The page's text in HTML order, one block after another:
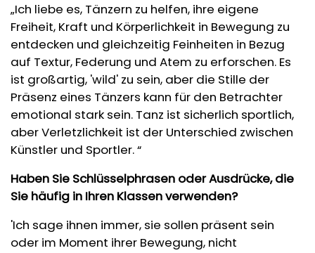
„Ich liebe es, Tänzern zu helfen, ihre eigene
Freiheit, Kraft und Körperlichkeit in Bewegung zu
entdecken und gleichzeitig Feinheiten in Bezug
auf Textur, Federung und Atem zu erforschen. Es
ist großartig, 'wild' zu sein, aber die Stille der
Präsenz eines Tänzers kann für den Betrachter
emotional stark sein. Tanz ist sicherlich sportlich,
aber Verletzlichkeit ist der Unterschied zwischen
Künstler und Sportler. “
Haben Sie Schlüsselphrasen oder Ausdrücke, die
Sie häufig in Ihren Klassen verwenden?
'Ich sage ihnen immer, sie sollen präsent sein
oder im Moment ihrer Bewegung, nicht